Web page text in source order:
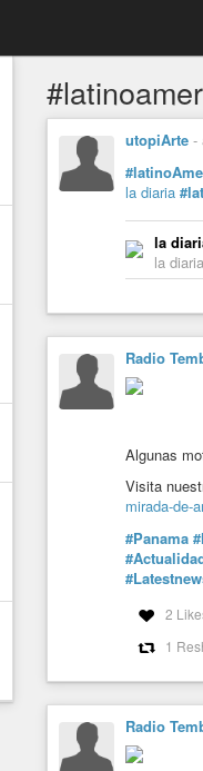
utopiArte -
la diaria
la
la
Radio
Algunas
Visita
mirada-de-
#Panama
2
1
Radio